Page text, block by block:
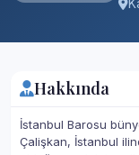
Hakkında
İstanbul Barosu
Çalişkan, İstanbul